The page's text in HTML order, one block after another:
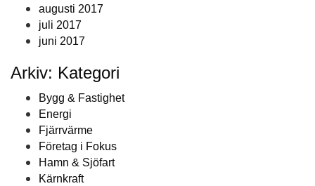
augusti 2017
juli 2017
juni 2017
Arkiv: Kategori
Bygg & Fastighet
Energi
Fjärrvärme
Företag i Fokus
Hamn & Sjöfart
Kärnkraft